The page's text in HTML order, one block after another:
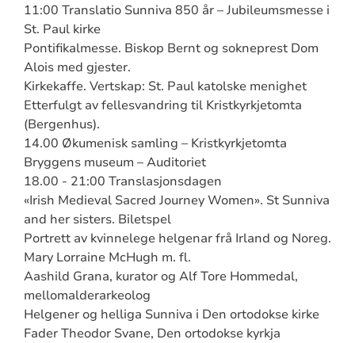
11:00 Translatio Sunniva 850 år – Jubileumsmesse i
St. Paul kirke
Pontifikalmesse. Biskop Bernt og sokneprest Dom
Alois med gjester.
Kirkekaffe. Vertskap: St. Paul katolske menighet
Etterfulgt av fellesvandring til Kristkyrkjetomta
(Bergenhus).
14.00 Økumenisk samling – Kristkyrkjetomta
Bryggens museum – Auditoriet
18.00 - 21:00 Translasjonsdagen
«Irish Medieval Sacred Journey Women». St Sunniva
and her sisters. Biletspel
Portrett av kvinnelege helgenar frå Irland og Noreg.
Mary Lorraine McHugh m. fl.
Aashild Grana, kurator og Alf Tore Hommedal,
mellomalderarkeolog
Helgener og helliga Sunniva i Den ortodokse kirke
Fader Theodor Svane, Den ortodokse kyrkja